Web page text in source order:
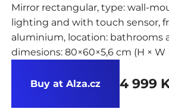
Mirror rectangular, type: wall-
lighting and with touch sensor,
aluminium, location: bathrooms
dimesions: 80×60×5,6 cm (H × W
Buy at Alza.cz 4 999